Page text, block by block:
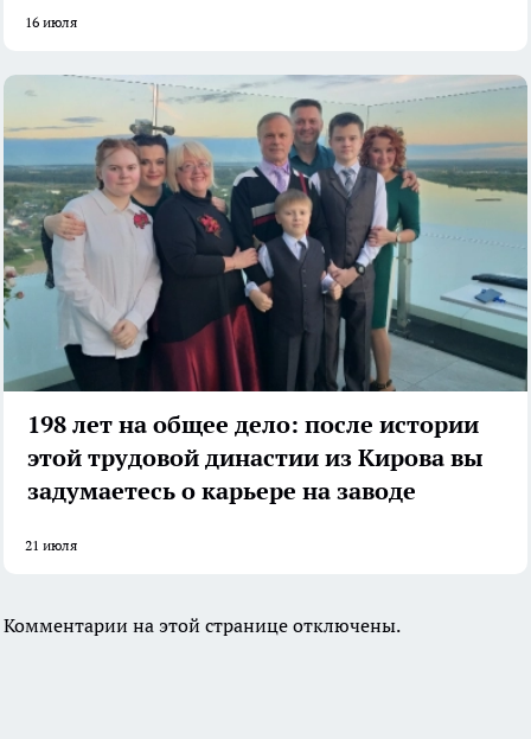
16 июля
198 лет на общее дело: после истории
этой трудовой династии из Кирова вы
задумаетесь о карьере на заводе
21 июля
Комментарии на этой странице отключены.